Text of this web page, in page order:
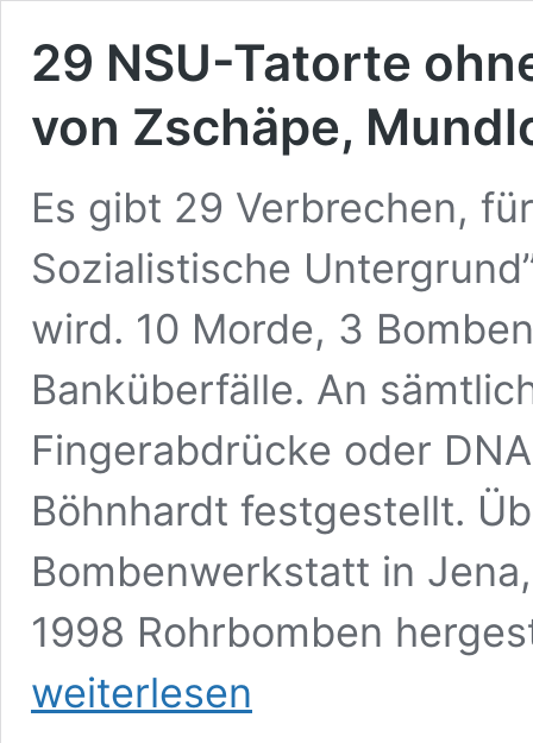
29 NSU-Tatorte
von Zschäpe,
Es gibt 29 Verbrechen,
Sozialistische
wird. 10 Morde, 3
Banküberfälle. An
Fingerabdrücke oder
Böhnhardt festgestellt.
Bombenwerkstatt in
1998 Rohrbomben
weiterlesen